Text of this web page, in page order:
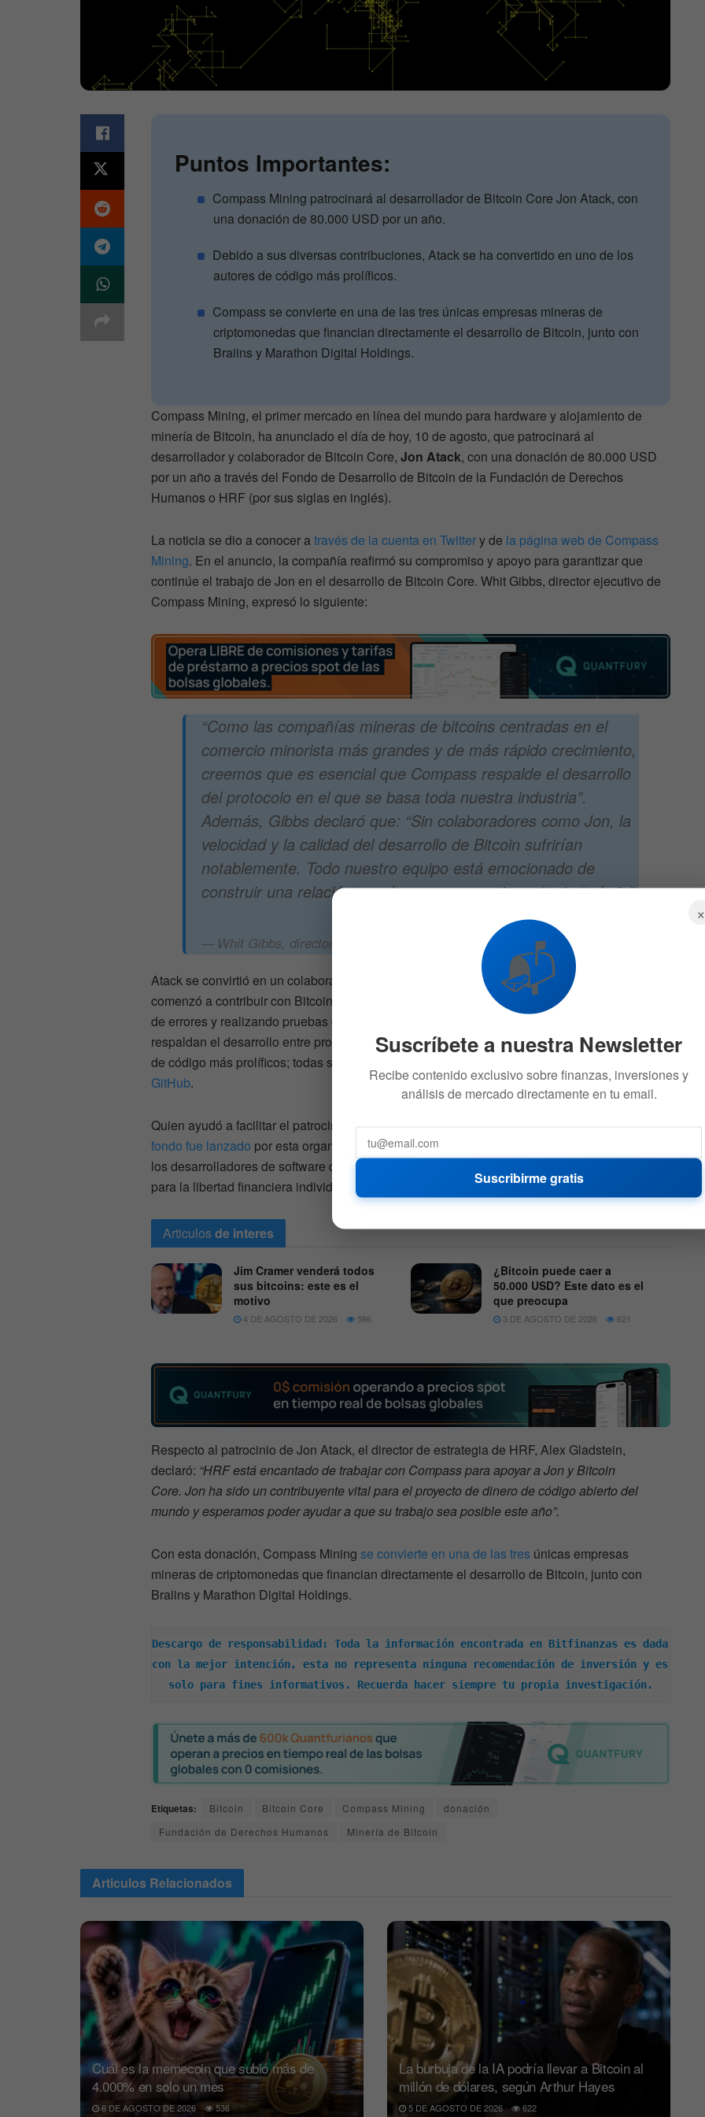
Puntos Importantes:
Compass Mining patrocinará al desarrollador de Bitcoin Core Jon Atack, con
una donación de 80.000 USD por un año.
Debido a sus diversas contribuciones, Atack se ha convertido en uno de los
autores de código más prolíficos.
Compass se convierte en una de las tres únicas empresas mineras de
criptomonedas que financian directamente el desarrollo de Bitcoin, junto con
Braiins y Marathon Digital Holdings.
Compass Mining, el primer mercado en línea del mundo para hardware y alojamiento de
minería de Bitcoin, ha anunciado el día de hoy, 10 de agosto, que patrocinará al
desarrollador y colaborador de Bitcoin Core, Jon Atack, con una donación de 80.000 USD
por un año a través del Fondo de Desarrollo de Bitcoin de la Fundación de Derechos
Humanos o HRF (por sus siglas en inglés).
La noticia se dio a conocer através de la cuenta en Twittery de la página web de Compass
Mining. En el anuncio, la compañía reafirmó su compromiso y apoyo para garantizar que
continúe el trabajo de Jon en el desarrollo de Bitcoin Core. Whit Gibbs, director ejecutivo de
Compass Mining, expresó lo siguiente:
“Como las compañías mineras de bitcoins centradas en el
comercio minorista más grandes y de más rápido crecimiento,
creemos que es esencial que Compass respalde el desarrollo
del protocolo en el que se basa toda nuestra industria”.
Además, Gibbs declaró que: “Sin colaboradores como Jon, la
velocidad y la calidad del desarrollo de Bitcoin sufrirían
notablemente. Todo nuestro equipo está emocionado de
construir una relación con Jon y apoyar su importante trabajo”
Whit Gibbs, director ejecutivo de Compass Mining.
Atack se convirtió en un colaborador activo de Bitcoin Core en marzo de 2019. Desde que
comenzó a contribuir con Bitcoin ha trabajado en la revisión del código, en el descubrimiento
de errores y realizando pruebas de correcciones para una amplia gama de áreas que
respaldan el desarrollo entre protocolo, convirtiéndose de esta forma en uno de sus autores
de código más prolíficos; todas sus contribuciones pueden verse accediendo a
GitHub.
Quien ayudó a facilitar el patrocinio fue el Fondo de Desarrollo de Bitcoin de la HRF.
fondo fue lanzado por esta organización sin fines de lucro en mayo de 2020, para apoyar a
los desarrolladores de software que trabajan para hacer de Bitcoin una mejor herramienta
para la libertad financiera individual.
Articulosde interes
Jim Cramer venderá todos
sus bitcoins: este es el
motivo
4 DE AGOSTO DE 2026 586
¿Bitcoin puede caer a
50.000 USD? Este dato es el
que preocupa
3 DE AGOSTO DE 2026 621
Respecto al patrocinio de Jon Atack, el director de estrategia de HRF, Alex Gladstein,
declaró: “HRF está encantado de trabajar con Compass para apoyar a Jon y Bitcoin
Core. Jon ha sido un contribuyente vital para el proyecto de dinero de código abierto del
mundo y esperamos poder ayudar a que su trabajo sea posible este año”.
Con esta donación, Compass Mining se convierte en una de las tres únicas empresas
mineras de criptomonedas que financian directamente el desarrollo de Bitcoin, junto con
Braiins y Marathon Digital Holdings.
Descargo de responsabilidad: Toda la información encontrada en Bitfinanzas es dada
con la mejor intención, esta no representa ninguna recomendación de inversión y es
solo para fines informativos. Recuerda hacer siempre tu propia investigación.
Etiquetas: Bitcoin Bitcoin Core Compass Mining
donación
Fundación de Derechos Humanos
Minería de Bitcoin
Articulos Relacionados
Cuál es la memecoin que subió más de
4.000% en solo un mes
6 DE AGOSTO DE 2026 536
La burbuja de la IA podría llevar a Bitcoin al
millón de dólares, según Arthur Hayes
5 DE AGOSTO DE 2026 622
×
📬
Suscríbete a nuestra Newsletter
Recibe contenido exclusivo sobre finanzas, inversiones y
análisis de mercado directamente en tu email.
Suscribirme gratis